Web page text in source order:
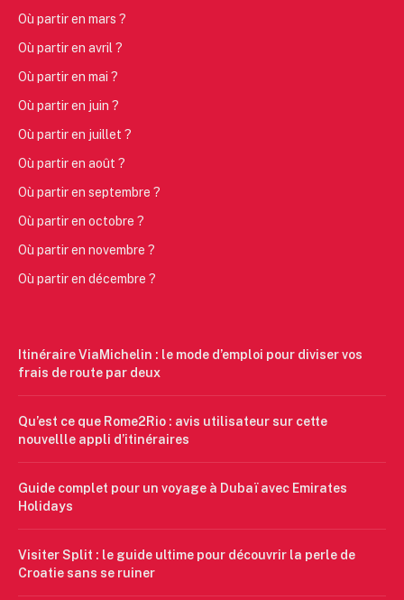
Où partir en mars ?
Où partir en avril ?
Où partir en mai ?
Où partir en juin ?
Où partir en juillet ?
Où partir en août ?
Où partir en septembre ?
Où partir en octobre ?
Où partir en novembre ?
Où partir en décembre ?
Itinéraire ViaMichelin : le mode d’emploi pour diviser vos
frais de route par deux
Qu’est ce que Rome2Rio : avis utilisateur sur cette
nouvellle appli d’itinéraires
Guide complet pour un voyage à Dubaï avec Emirates
Holidays
Visiter Split : le guide ultime pour découvrir la perle de
Croatie sans se ruiner